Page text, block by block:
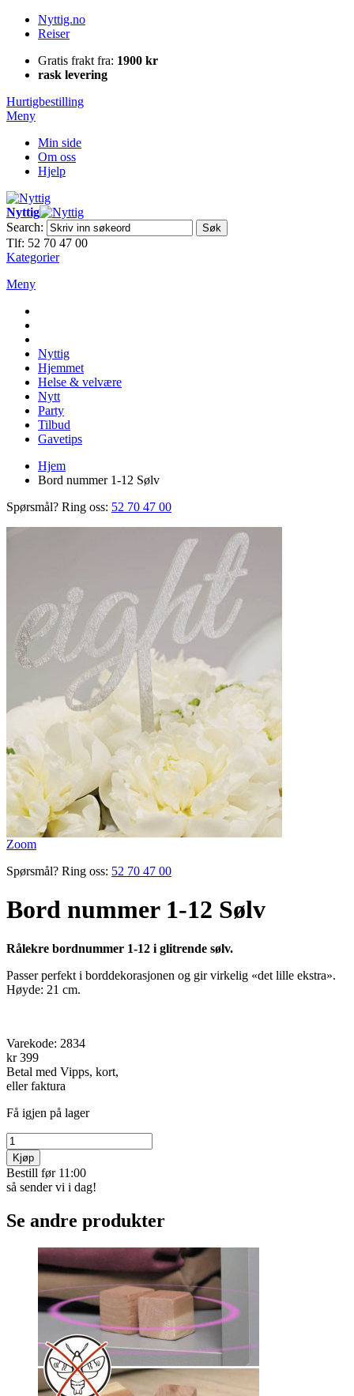
Nyttig.no
Reiser
Gratis frakt fra: 1900 kr
rask levering
Hurtigbestilling
Meny
Min side
Om oss
Hjelp
Nyttig
Search:
Søk
Tlf: 52 70 47 00
Kategorier
Meny
Nyttig
Hjemmet
Helse & velvære
Nytt
Party
Tilbud
Gavetips
Hjem
Bord nummer 1-12 Sølv
Spørsmål? Ring oss: 52 70 47 00
Zoom
Spørsmål? Ring oss: 52 70 47 00
Bord nummer 1-12 Sølv
Rålekre bordnummer 1-12 i glitrende sølv.
Passer perfekt i borddekorasjonen og gir virkelig «det lille ekstra».
Høyde: 21 cm.
Varekode: 2834
kr 399
Betal med Vipps, kort,
eller faktura
Få igjen på lager
Kjøp
Bestill før 11:00
så sender vi i dag!
Se andre produkter